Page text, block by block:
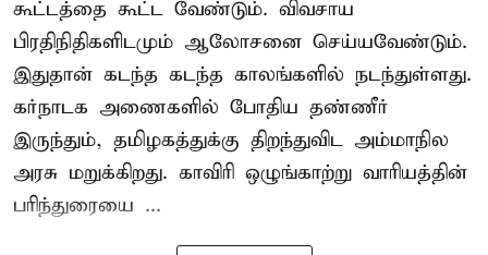
கூட்டத்தை கூட்ட வேண்டும். விவசாய
பிரதிநிதிகளிடமும் ஆலோசனை செய்யவேண்டும்.
இதுதான் கடந்த கடந்த காலங்களில் நடந்துள்ளது.
கர்நாடக அணைகளில் போதிய தண்ணீர்
இருந்தும், தமிழகத்துக்கு திறந்துவிட அம்மாநில
அரசு மறுக்கிறது. காவிரி ஒழுங்காற்று வாரியத்தின்
பரிந்துரையை ...